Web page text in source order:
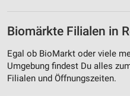
Biomärkte Filialen in
Egal ob BioMarkt oder viele
Umgebung findest Du alles
Filialen und Öffnungszeiten.
Entwicklung und
Verwendung reduzierter
Inhalten